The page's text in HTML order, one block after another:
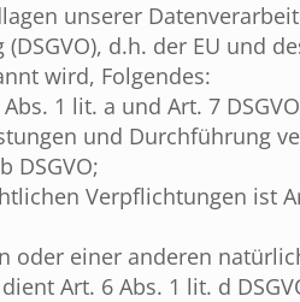
unserer
d.h. der EU und
wird, Folgendes:
1 lit. a und Art. 7
und Durchführung
DSGVO;
Verpflichtungen ist
oder einer anderen
Art. 6 Abs. 1 lit. d